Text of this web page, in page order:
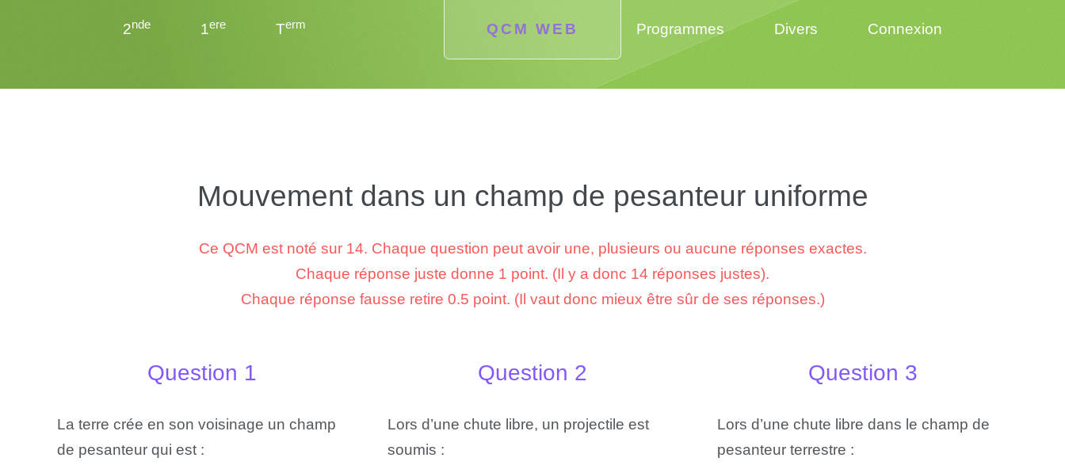
QCM WEB
2nde 1ere Term Programmes Divers Connexion
Mouvement dans un champ de pesanteur uniforme
Ce QCM est noté sur 14. Chaque question peut avoir une, plusieurs ou aucune réponses exactes.
Chaque réponse juste donne 1 point. (Il y a donc 14 réponses justes).
Chaque réponse fausse retire 0.5 point. (Il vaut donc mieux être sûr de ses réponses.)
Question 1
La terre crée en son voisinage un champ
de pesanteur qui est :
Question 2
Lors d’une chute libre, un projectile est
soumis :
Question 3
Lors d’une chute libre dans le champ de
pesanteur terrestre :